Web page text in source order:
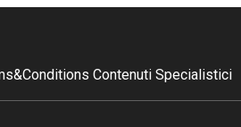
Contenuti Specialistici